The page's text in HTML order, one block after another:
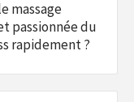
massage
passionnée du
rapidement ?